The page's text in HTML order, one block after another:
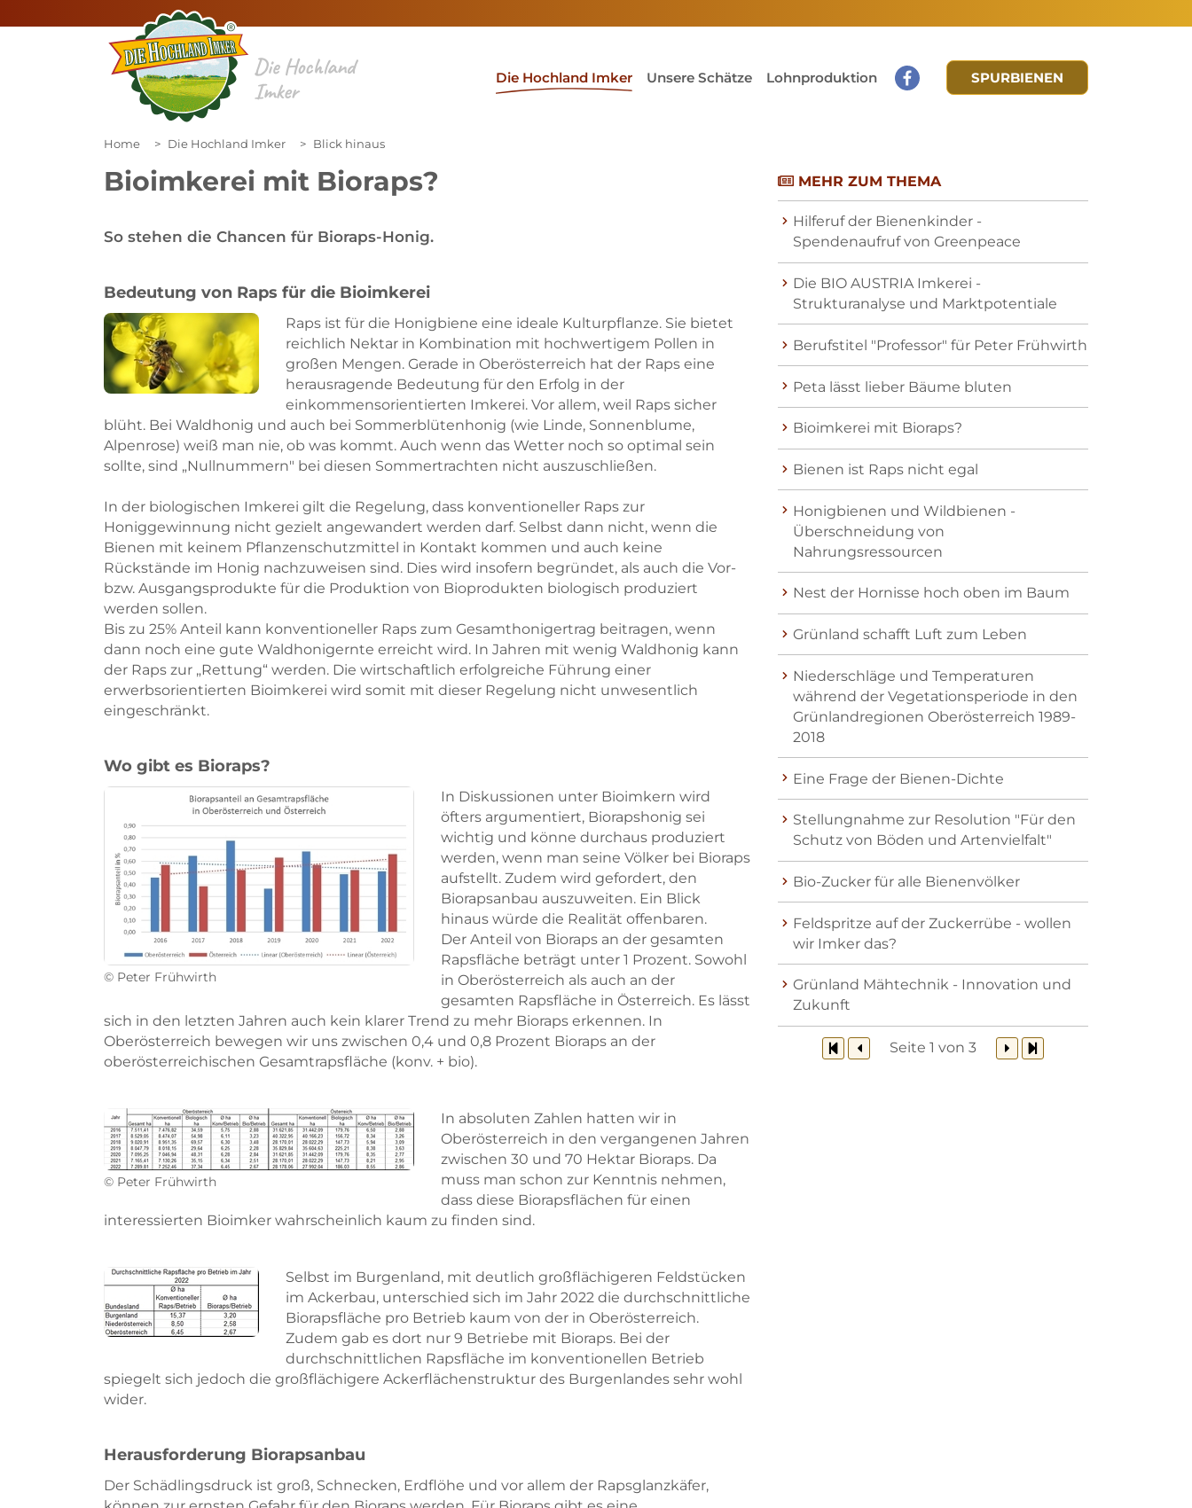
Die Hochland
Imker
Die Hochland Imker(current)1
Unsere Schätze Lohnproduktion SPURBIENEN
Home Die Hochland Imker Blick hinaus
Bioimkerei mit Bioraps?
So stehen die Chancen für Bioraps-Honig.
Bedeutung von Raps für die Bioimkerei
Raps ist für die Honigbiene eine ideale Kulturpflanze. Sie bietet
reichlich Nektar in Kombination mit hochwertigem Pollen in
großen Mengen. Gerade in Oberösterreich hat der Raps eine
herausragende Bedeutung für den Erfolg in der
einkommensorientierten Imkerei. Vor allem, weil Raps sicher
blüht. Bei Waldhonig und auch bei Sommerblütenhonig (wie Linde, Sonnenblume,
Alpenrose) weiß man nie, ob was kommt. Auch wenn das Wetter noch so optimal sein
sollte, sind „Nullnummern" bei diesen Sommertrachten nicht auszuschließen.
In der biologischen Imkerei gilt die Regelung, dass konventioneller Raps zur
Honiggewinnung nicht gezielt angewandert werden darf. Selbst dann nicht, wenn die
Bienen mit keinem Pflanzenschutzmittel in Kontakt kommen und auch keine
Rückstände im Honig nachzuweisen sind. Dies wird insofern begründet, als auch die Vor-
bzw. Ausgangsprodukte für die Produktion von Bioprodukten biologisch produziert
werden sollen.
Bis zu 25% Anteil kann konventioneller Raps zum Gesamthonigertrag beitragen, wenn
dann noch eine gute Waldhonigernte erreicht wird. In Jahren mit wenig Waldhonig kann
der Raps zur „Rettung“ werden. Die wirtschaftlich erfolgreiche Führung einer
erwerbsorientierten Bioimkerei wird somit mit dieser Regelung nicht unwesentlich
eingeschränkt.
Wo gibt es Bioraps?
© Peter Frühwirth
In Diskussionen unter Bioimkern wird
öfters argumentiert, Biorapshonig sei
wichtig und könne durchaus produziert
werden, wenn man seine Völker bei Bioraps
aufstellt. Zudem wird gefordert, den
Biorapsanbau auszuweiten. Ein Blick
hinaus würde die Realität offenbaren.
Der Anteil von Bioraps an der gesamten
Rapsfläche beträgt unter 1 Prozent. Sowohl
in Oberösterreich als auch an der
gesamten Rapsfläche in Österreich. Es lässt
sich in den letzten Jahren auch kein klarer Trend zu mehr Bioraps erkennen. In
Oberösterreich bewegen wir uns zwischen 0,4 und 0,8 Prozent Bioraps an der
oberösterreichischen Gesamtrapsfläche (konv. + bio).
© Peter Frühwirth
In absoluten Zahlen hatten wir in
Oberösterreich in den vergangenen Jahren
zwischen 30 und 70 Hektar Bioraps. Da
muss man schon zur Kenntnis nehmen,
dass diese Biorapsflächen für einen
interessierten Bioimker wahrscheinlich kaum zu finden sind.
Selbst im Burgenland, mit deutlich großflächigeren Feldstücken
im Ackerbau, unterschied sich im Jahr 2022 die durchschnittliche
Biorapsfläche pro Betrieb kaum von der in Oberösterreich.
Zudem gab es dort nur 9 Betriebe mit Bioraps. Bei der
durchschnittlichen Rapsfläche im konventionellen Betrieb
spiegelt sich jedoch die großflächigere Ackerflächenstruktur des Burgenlandes sehr wohl
wider.
Herausforderung Biorapsanbau
Der Schädlingsdruck ist groß, Schnecken, Erdflöhe und vor allem der Rapsglanzkäfer,
MEHR ZUM THEMA
Hilferuf der Bienenkinder -
Spendenaufruf von Greenpeace
Die BIO AUSTRIA Imkerei -
Strukturanalyse und Marktpotentiale
Berufstitel "Professor" für Peter Frühwirth
Peta lässt lieber Bäume bluten
Bioimkerei mit Bioraps?
Bienen ist Raps nicht egal
Honigbienen und Wildbienen -
Überschneidung von
Nahrungsressourcen
Nest der Hornisse hoch oben im Baum
Grünland schafft Luft zum Leben
Niederschläge und Temperaturen
während der Vegetationsperiode in den
Grünlandregionen Oberösterreich 1989-
2018
Eine Frage der Bienen-Dichte
Stellungnahme zur Resolution "Für den
Schutz von Böden und Artenvielfalt"
Bio-Zucker für alle Bienenvölker
Feldspritze auf der Zuckerrübe - wollen
wir Imker das?
Grünland Mähtechnik - Innovation und
Zukunft
Seite 1 von 3